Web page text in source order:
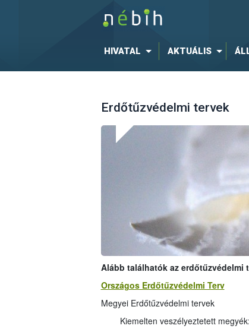
HIVATAL AKTUÁLIS
Erdőtűzvédelmi tervek
Alább találhatók az erdőtűzvédelmi
Országos Erdőtűzvédelmi Terv
Megyei Erdőtűzvédelmi tervek
Kiemelten veszélyeztetett megyék: